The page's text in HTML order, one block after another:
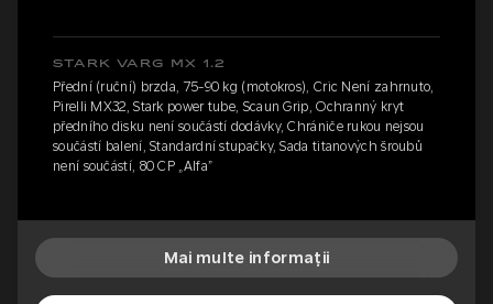
STARK VARG MX 1.2
Přední (ruční) brzda, 75-90 kg (motokros), Cric Není zahrnuto,
Pirelli MX32, Stark power tube, Scaun Grip, Ochranný kryt
předního disku není součástí dodávky, Chrániče rukou nejsou
součástí balení, Standardní stupačky, Sada titanových šroubů
není součástí, 80 CP „Alfa”
Mai multe informații